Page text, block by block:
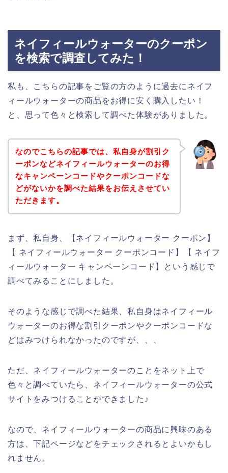
ネイフィールウォーターのクーポン
を検索で調査してみた！
私も、こちらの記事をご覧の方のように過去にネイフ
ィールウォーターの商品をお得に安く購入したい！
と、思って色々と検索して調べた体験がありました。
なのでこちらの記事では、私自身が割引ク
ーポンなどネイフィールウォーターのお得
なキャンペーンコードやクーポンコードな
どがないかを調べた結果をお伝えさせてい
ただきます。
まず、私自身、【ネイフィールウォーター クーポン】
【 ネイフィールウォーター クーポンコード】【 ネイフ
ィールウォーター キャンペーンコード】という感じで
調べてみることにしました。
そのような感じで調べた結果、私自身はネイフィール
ウォーターのお得な割引クーポンやクーポンコードな
どはみつけられなかったのですが、、、
ただ、ネイフィールウォーターのことをネット上で
色々と調べていたら、ネイフィールウォーターの公式
サイトをみつけることができました♪
なので、ネイフィールウォーターの商品に興味のある
方は、下記ページなどをチェックされるとよいかもし
れません。